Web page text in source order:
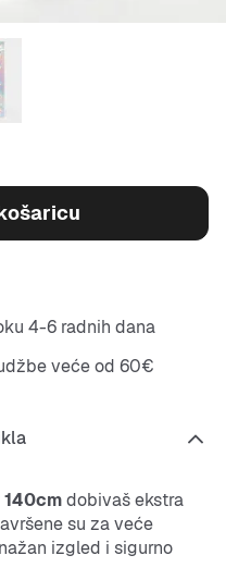
4-6 radnih dana
veće od 60€
140cmdobivaš ekstra
su za veće
izgled i sigurno